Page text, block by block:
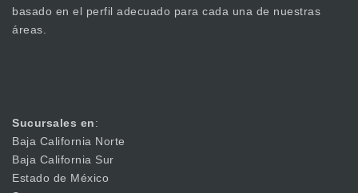
basado en el perfil adecuado para cada una de nuestras
áreas.
Sucursales en:
Baja California Norte
Baja California Sur
Estado de México